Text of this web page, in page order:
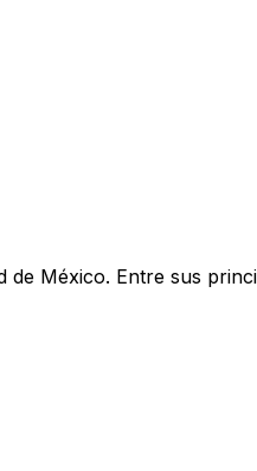
México. Entre sus